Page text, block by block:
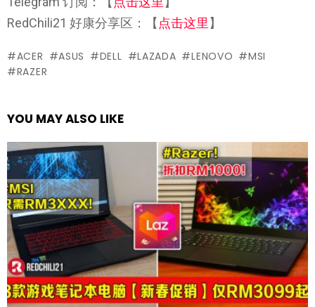
RedChili21 好康分享区：【 点击这里 】
ACER ASUS DELL LAZADA LENOVO
MSI
RAZER
YOU MAY ALSO LIKE